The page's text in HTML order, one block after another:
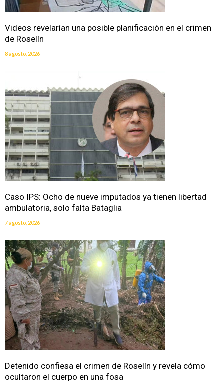
Videos revelarían una posible planificación en el crimen
de Roselín
8 agosto, 2026
Caso IPS: Ocho de nueve imputados ya tienen libertad
ambulatoria, solo falta Bataglia
7 agosto, 2026
Detenido confiesa el crimen de Roselín y revela cómo
ocultaron el cuerpo en una fosa